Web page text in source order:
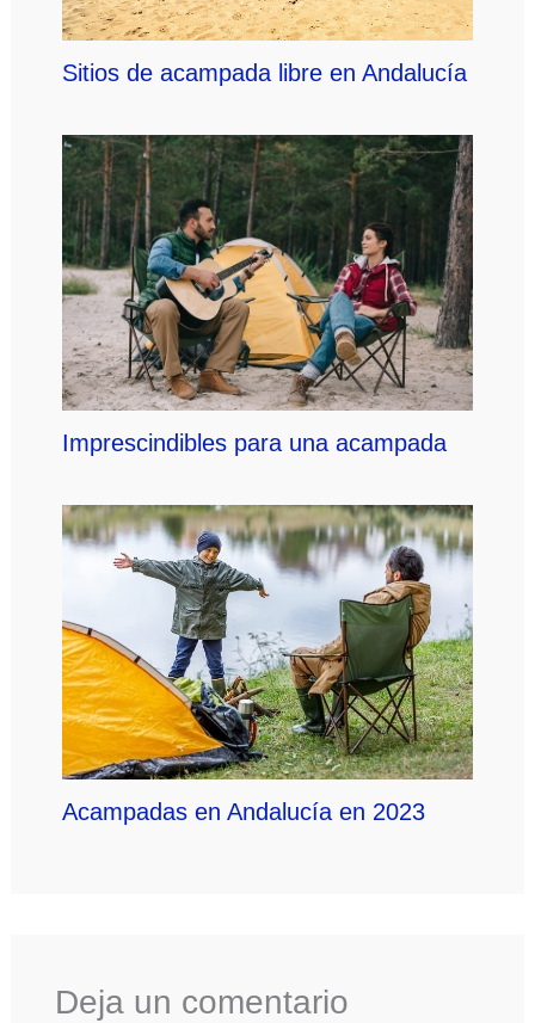
Sitios de acampada libre en Andalucía
Imprescindibles para una acampada
Acampadas en Andalucía en 2023
Deja un comentario